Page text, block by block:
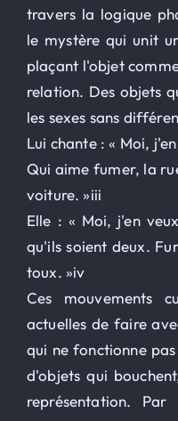
travers la logique
le mystère qui unit
plaçant l'objet
relation. Des objets
les sexes sans
Lui chante : « Moi,
Qui aime fumer, la
voiture. »iii
Elle : « Moi, j'en
qu'ils soient deux.
toux. »iv
Ces mouvements
actuelles de faire
qui ne fonctionne
d'objets qui
représentation.